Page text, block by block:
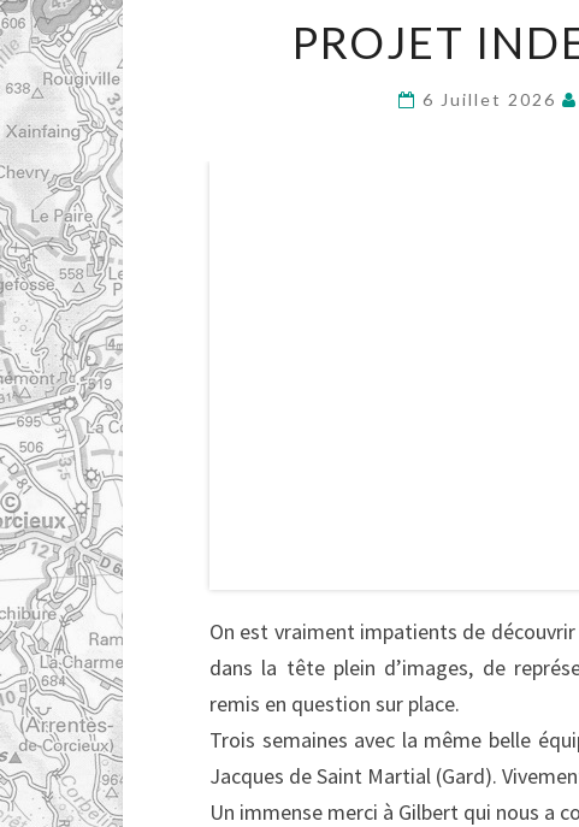
PROJET
6 Juillet 2026
On est vraiment impatients de
dans la tête plein d’images, de
remis en question sur place.
Trois semaines avec la même belle
Jacques de Saint Martial (Gard).
Un immense merci à Gilbert qui nous a